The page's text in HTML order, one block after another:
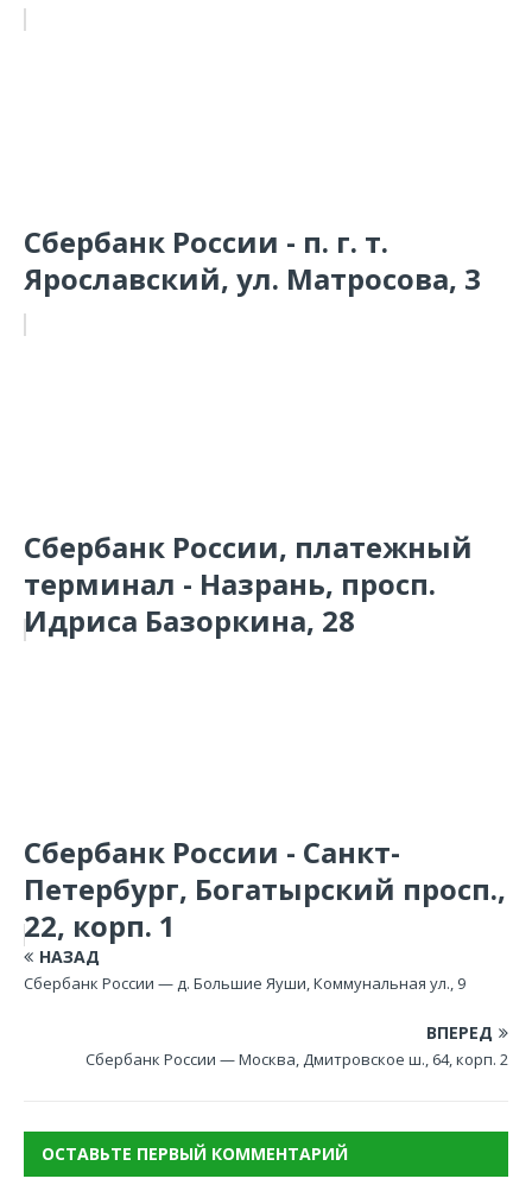
Сбербанк России - п. г. т.
Ярославский, ул. Матросова, 3
Сбербанк России, платежный
терминал - Назрань, просп.
Идриса Базоркина, 28
Сбербанк России - Санкт-
Петербург, Богатырский просп.,
22, корп. 1
НАЗАД
Сбербанк России — д. Большие Яуши, Коммунальная ул., 9
ВПЕРЕД
Сбербанк России — Москва, Дмитровское ш., 64, корп. 2
ОСТАВЬТЕ ПЕРВЫЙ КОММЕНТАРИЙ